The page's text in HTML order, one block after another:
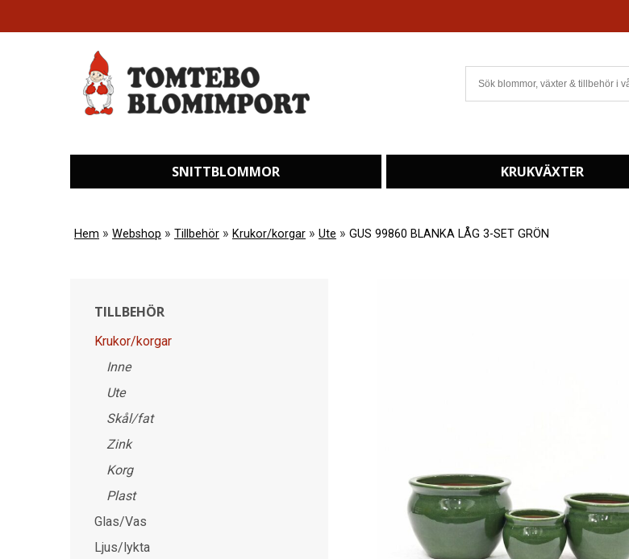
SNITTBLOMMOR KRUKVÄXTER
Hem » Webshop » Tillbehör » Krukor/korgar » Ute » GUS 99860 BLANKA LÅG 3-SET GRÖN
TILLBEHÖR
Krukor/korgar
Inne
Ute
Skål/fat
Zink
Korg
Plast
Glas/Vas
Ljus/lykta